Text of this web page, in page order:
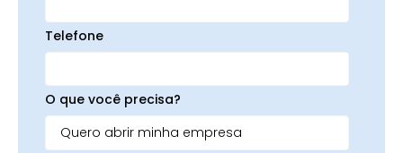
Telefone
O que você precisa?